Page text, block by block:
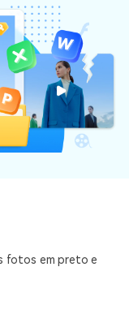
fotos em preto e